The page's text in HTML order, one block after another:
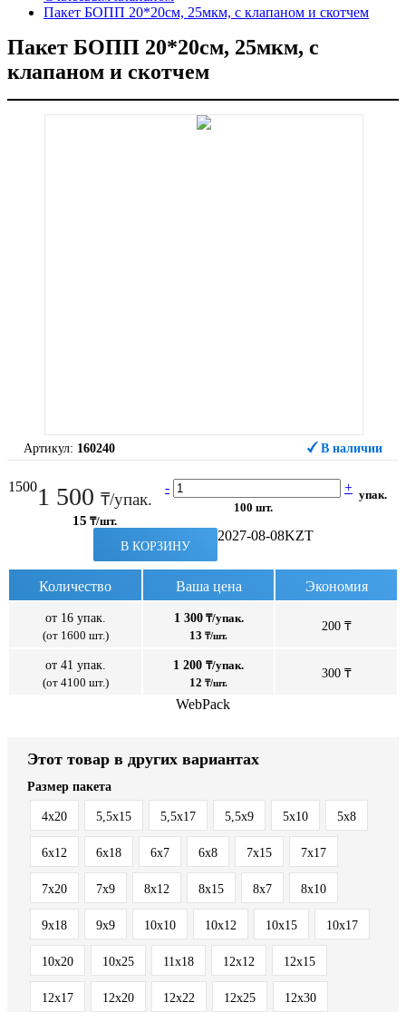
Пакет БОПП 20*20см, 25мкм, с клапаном и скотчем
Пакет БОПП 20*20см, 25мкм, с
клапаном и скотчем
Артикул: 160240 В наличии
15001 500 ₸/упак.
15 ₸/шт.
- +
100 шт.
упак.
В КОРЗИНУ
2027-08-08KZT
Количество Ваша цена Экономия
от 16 упак.
(от 1600 шт.)
1 300₸/упак.
13 ₸/шт.
200 ₸
от 41 упак.
(от 4100 шт.)
1 200 ₸/упак.
12 ₸/шт.
300 ₸
WebPack
Этот товар в других вариантах
Размер пакета
4x20 5,5x15 5,5x17 5,5x9 5x10 5x8
6x12 6x18 6x7 6x8 7x15 7x17
7x20 7x9 8x12 8x15 8x7 8х10
9x18 9x9 10x10 10x12 10x15 10x17
10x20 10x25 11x18 12x12 12x15
12x17 12x20 12x22 12x25 12x30